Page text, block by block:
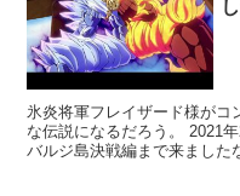
氷炎将軍フレイザード様がコ
な伝説になるだろう。 2021
バルジ島決戦編まで来ました